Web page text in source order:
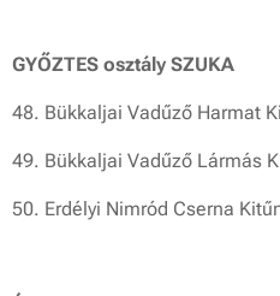
GYŐZTES osztály SZUKA
48. Bükkaljai Vadűző Harmat
49. Bükkaljai Vadűző Lármás
50. Erdélyi Nimród Cserna